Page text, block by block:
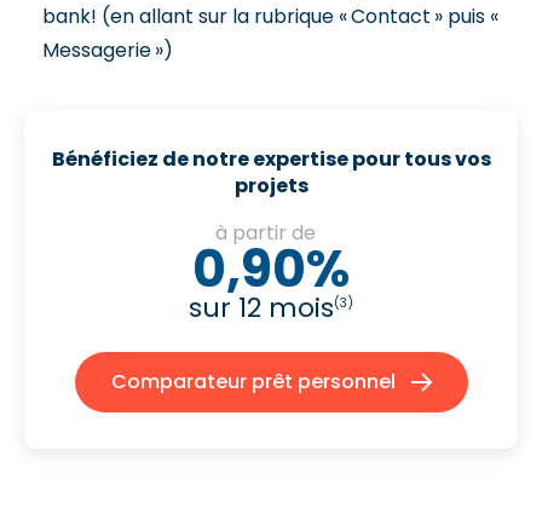
bank! (en allant sur la rubrique « Contact » puis «
Messagerie »)
Bénéficiez de notre expertise pour tous vos
projets
à partir de
0,90%
sur 12 mois(3)
Comparateur prêt personnel